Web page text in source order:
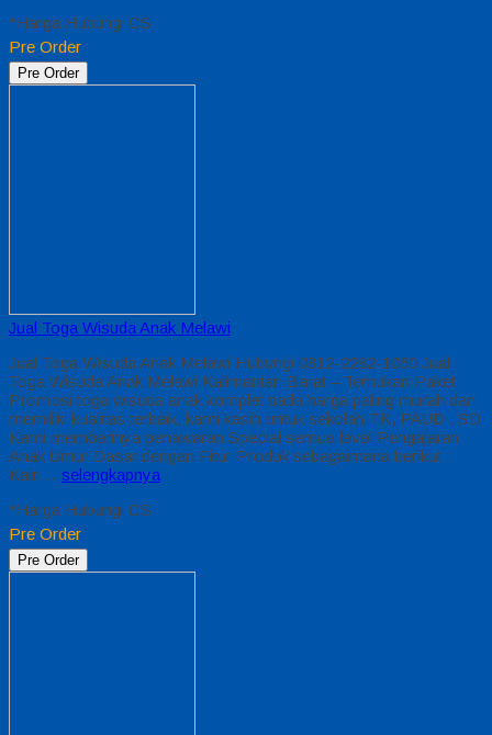
*Harga Hubungi CS
Pre Order
Pre Order
Jual Toga Wisuda Anak Melawi
Jual Toga Wisuda Anak Melawi Hubungi 0812-2282-1060 Jual
Toga Wisuda Anak Melawi Kalimantan Barat – Temukan Paket
Promosi toga wisuda anak komplet pada harga paling murah dan
memiliki kualitas terbaik, kami kasih untuk sekolah TK, PAUD , SD
Kami memberinya penawaran Special semua level Pengajaran
Anak Umur Dasar dengan Fitur Produk sebagaimana berikut :
Kain… selengkapnya
*Harga Hubungi CS
Pre Order
Pre Order